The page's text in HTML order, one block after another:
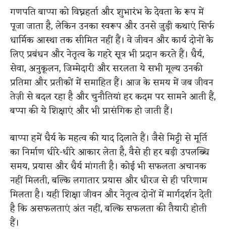
गणपति बाप्पा को विघ्नहर्ता और शुभारंभ के देवता के रूप में
पूजा जाता है, लेकिन उनका स्वरूप और उनसे जुड़ी कथाएं सिर्फ
धार्मिक आस्था तक सीमित नहीं हैं। वे जीवन और कार्य दोनों के
लिए प्रबंधन और नेतृत्व के गहरे सूत्र भी प्रदान करते हैं। धैर्य,
सेवा, अनुकूलन, जिम्मेदारी और सरलता ये सभी मूल्य उनकी
प्रतिमा और प्रतीकों में समाहित हैं। आज के समय में जब जीवन
तेज़ी से बदल रहा है और चुनौतियां हर कदम पर सामने आती हैं,
बप्पा की ये शिक्षाएं और भी प्रासंगिक हो जाती हैं।
बाप्पा हमें धैर्य के महत्व की याद दिलाते हैं। जैसे मिट्टी से मूर्ति
का निर्माण धीरे-धीरे आकार लेता है, वैसे ही हर बड़ी उपलब्धि
समय, प्रयास और धैर्य मांगती है। कोई भी सफलता अचानक
नहीं मिलती, बल्कि लगातार प्रयास और धीरज से ही परिणाम
मिलता है। यही शिक्षा जीवन और नेतृत्व दोनों में मार्गदर्शन देती
है कि असफलताएं अंत नहीं, बल्कि सफलता की तैयारी होती
हैं।